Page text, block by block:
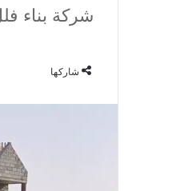
شركة بناء
شاركها